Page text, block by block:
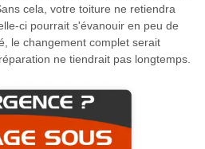
cela, votre toiture ne retiendra
ci pourrait s'évanouir en peu de
le changement complet serait
ne tiendrait pas longtemps.